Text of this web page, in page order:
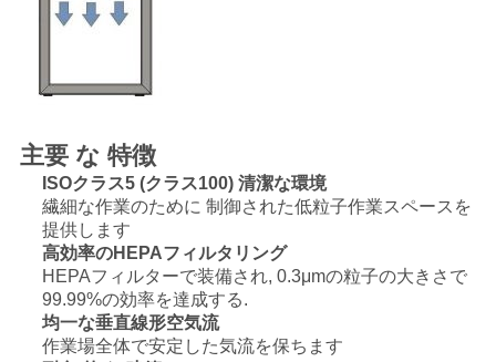
見
積
も
り
主要 な 特徴
ISOクラス5 (クラス100) 清潔な環境
繊細な作業のために 制御された低粒子作業スペースを
提供します
高効率のHEPAフィルタリング
HEPAフィルターで装備され, 0.3μmの粒子の大きさで
99.99%の効率を達成する.
均一な垂直線形空気流
作業場全体で安定した気流を保ちます